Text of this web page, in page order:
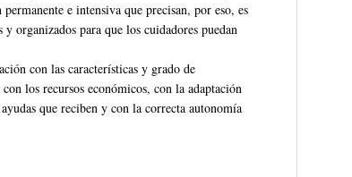
e intensiva que precisan, por eso, es
organizados para que los cuidadores puedan
con las características y grado de
los recursos económicos, con la adaptación
que reciben y con la correcta autonomía